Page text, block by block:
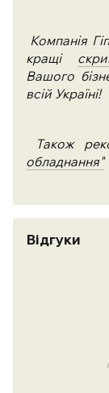
Компанія
кращі
Вашого
всій Україні!
Також
обладнання"
Відгуки